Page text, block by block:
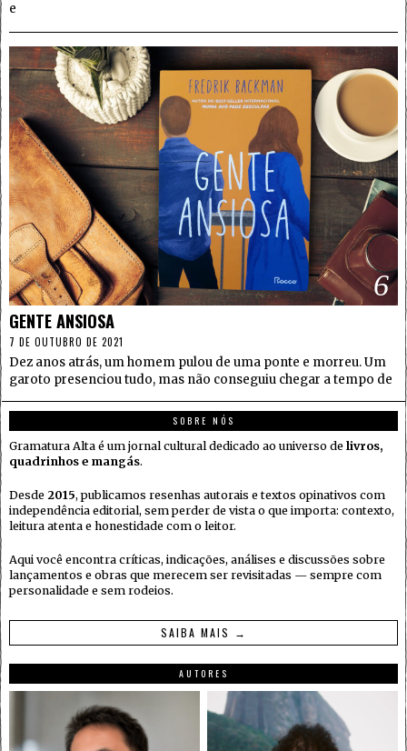
e
6
GENTE ANSIOSA
7 DE OUTUBRO DE 2021
Dez anos atrás, um homem pulou de uma ponte e morreu. Um
garoto presenciou tudo, mas não conseguiu chegar a tempo de
SOBRE NÓS
Gramatura Alta é um jornal cultural dedicado ao universo de livros,
quadrinhos e mangás.
Desde 2015, publicamos resenhas autorais e textos opinativos com
independência editorial, sem perder de vista o que importa: contexto,
leitura atenta e honestidade com o leitor.
Aqui você encontra críticas, indicações, análises e discussões sobre
lançamentos e obras que merecem ser revisitadas — sempre com
personalidade e sem rodeios.
SAIBA MAIS →
AUTORES